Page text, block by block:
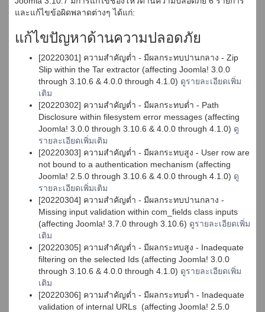
และแก้ไขข้อผิดพลาดต่างๆ ได้แก่:
แก้ไขปัญหาด้านความปลอดภัย
[20220301] ความสำคัญต่ำ - มีผลกระทบปานกลาง - Zip
Slip within the Tar extractor (affecting Joomla! 3.0.0
through 3.10.6 & 4.0.0 through 4.1.0) ดูรายละเอียดเพิ่ม
เติม
[20220302] ความสำคัญต่ำ - มีผลกระทบต่ำ - Path
Disclosure within filesystem error messages (affecting
Joomla! 3.0.0 through 3.10.6 & 4.0.0 through 4.1.0) ดู
รายละเอียดเพิ่มเติม
[20220303] ความสำคัญต่ำ - มีผลกระทบสูง - User row are
not bound to a authentication mechanism (affecting
Joomla! 2.5.0 through 3.10.6 & 4.0.0 through 4.1.0) ดู
รายละเอียดเพิ่มเติม
[20220304] ความสำคัญต่ำ - มีผลกระทบปานกลาง -
Missing input validation within com_fields class inputs
(affecting Joomla! 3.7.0 through 3.10.6) ดูรายละเอียดเพิ่ม
เติม
[20220305] ความสำคัญต่ำ - มีผลกระทบสูง - Inadequate
filtering on the selected Ids (affecting Joomla! 3.0.0
through 3.10.6 & 4.0.0 through 4.1.0) ดูรายละเอียดเพิ่ม
เติม
[20220306] ความสำคัญต่ำ - มีผลกระทบต่ำ - Inadequate
validation of internal URLs (affecting Joomla! 2.5.0